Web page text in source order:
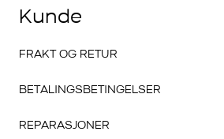
Kunde
FRAKT OG RETUR
BETALINGSBETINGELSER
REPARASJONER